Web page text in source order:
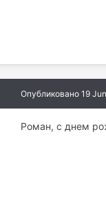
Опубликовано 19
Роман, с днем